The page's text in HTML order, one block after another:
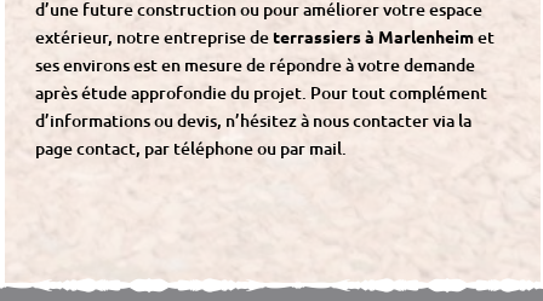
d’une future construction ou pour améliorer votre espace
extérieur, notre entreprise de terrassiers à Marlenheimet
ses environs est en mesure de répondre à votre demande
après étude approfondie du projet. Pour tout complément
d’informations ou devis, n’hésitez à nous contacter via la
page contact, par téléphone ou par mail.